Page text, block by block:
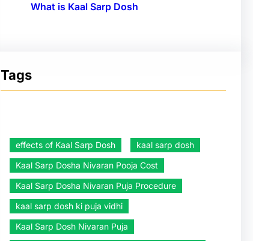
What is Kaal Sarp Dosh
Tags
effects of Kaal Sarp Dosh
kaal sarp dosh
Kaal Sarp Dosha Nivaran Pooja Cost
Kaal Sarp Dosha Nivaran Puja Procedure
kaal sarp dosh ki puja vidhi
Kaal Sarp Dosh Nivaran Puja